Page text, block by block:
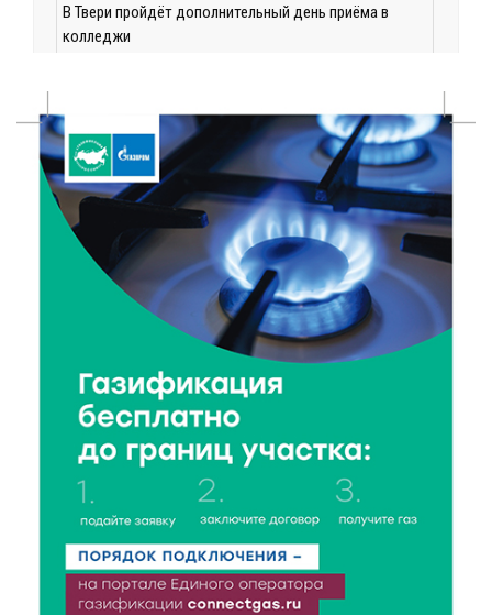
В Твери пройдёт дополнительный день приёма в
колледжи
Исследование: ежемесячная смена категорий
кешбэка создает волны спроса
6 Авг 2026 16:28 219
Тверские «Романтики» покорили Витебск своей
хореографией
240
Виталий Королев наградил строителей и
анонсировал новые проекты
6 Авг 2026 16:02 101
Объем выдачи ипотеки в России вырос на 38%
6 Авг 2026 16:01 140
Калининские футболисты представят Тверскую
область на всероссийском марафоне «Земля